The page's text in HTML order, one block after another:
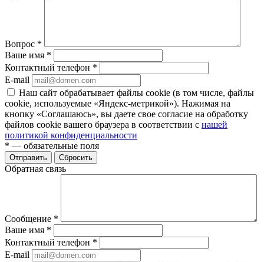
Вопрос *
Ваше имя *
Контактный телефон *
E-mail
Наш сайт обрабатывает файлы cookie (в том числе, файлы
cookie, используемые «Яндекс-метрикой»). Нажимая на
кнопку «Соглашаюсь», вы даете свое согласие на обработку
файлов cookie вашего браузера в соответствии с нашей
политикой конфиденциальности
* — обязательные поля
Отправить Сбросить
Обратная связь
Сообщение *
Ваше имя *
Контактный телефон *
E-mail